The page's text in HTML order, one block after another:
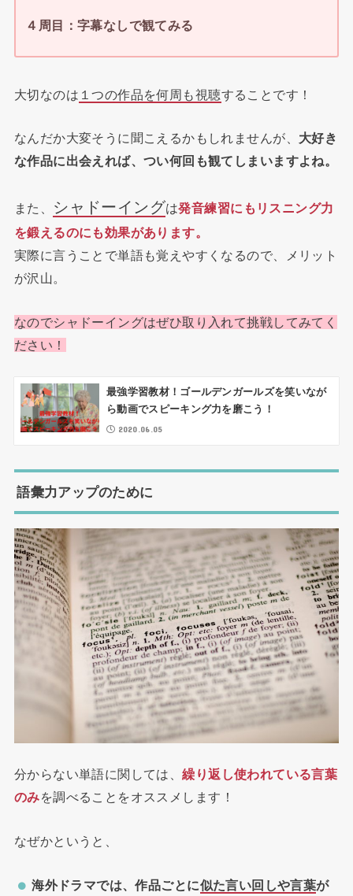
４周目：字幕なしで観てみる
大切なのは １つの作品を何周も視聴することです！
なんだか大変そうに聞こえるかもしれませんが、 大好き
な作品に出会えれば、つい何回も観てしまいますよね。
また、 シャドーイングは発音練習にもリスニング力
を鍛えるのにも効果があります。
実際に言うことで単語も覚えやすくなるので、メリット
が沢山。
なのでシャドーイングはぜひ取り入れて挑戦してみてく
ださい！
最強学習教材！ゴールデンガールズを笑いなが
ら動画でスピーキング力を磨こう！
2020.06.05
語彙力アップのために
分からない単語に関しては、繰り返し使われている言葉
のみを調べることをオススメします！
なぜかというと、
海外ドラマでは、作品ごとに似た言い回しや言葉が